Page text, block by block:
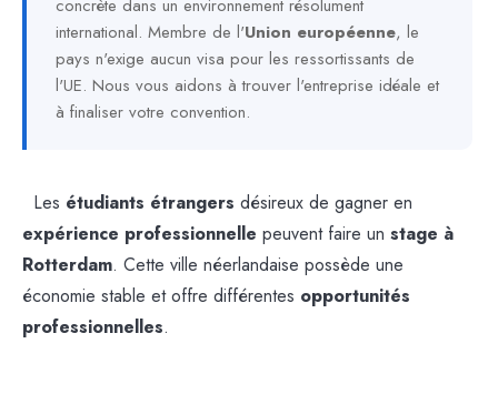
concrète dans un environnement résolument
international. Membre de l'Union européenne, le
pays n'exige aucun visa pour les ressortissants de
l'UE. Nous vous aidons à trouver l'entreprise idéale et
à finaliser votre convention.
Les étudiants étrangers désireux de gagner en
expérience professionnelle peuvent faire un stage à
Rotterdam. Cette ville néerlandaise possède une
économie stable et offre différentes opportunités
professionnelles.